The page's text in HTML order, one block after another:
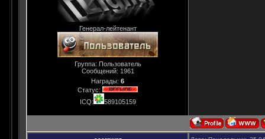
Генерал-лейтенант
Группа: Пользователь
Сообщений: 1961
Награды: 6
Статус:
ICQ:
589105159